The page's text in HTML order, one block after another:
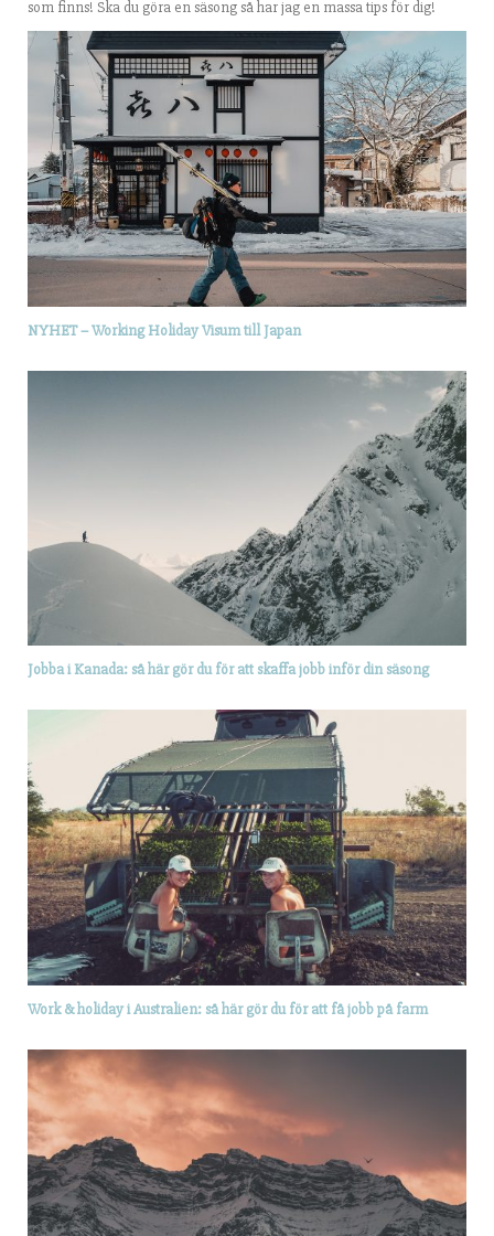
som finns! Ska du göra en säsong så har jag en massa tips för dig!
NYHET – Working Holiday Visum till Japan
Jobba i Kanada: så här gör du för att skaffa jobb inför din säsong
Work & holiday i Australien: så här gör du för att få jobb på farm